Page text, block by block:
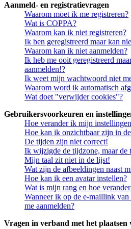
Aanmeld- en registratievragen
Waarom moet ik me registreren?
Wat is COPPA?
Waarom kan ik niet registreren?
Ik ben geregistreerd maar kan
Waarom kan ik niet aanmelden?
Ik heb me ooit geregistreerd
aanmelden!?
Ik weet mijn wachtwoord niet
Waarom word ik automatisch
Wat doet "verwijder cookies"?
Gebruikersvoorkeuren en
Hoe verander ik mijn
Hoe kan ik onzichtbaar zijn in
De tijden zijn niet correct!
Ik wijzigde de tijdzone, maar de
Mijn taal zit niet in de lijst!
Wat zijn de afbeeldingen naast
Hoe kan ik een avatar instellen?
Wat is mijn rang en hoe
Wanneer ik op de e-maillink
me aanmelden?
Vragen in verband met het plaatsen